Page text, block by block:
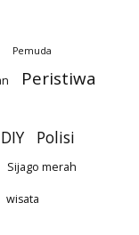
Pemuda
Peristiwa
Polisi
Sijago merah
wisata